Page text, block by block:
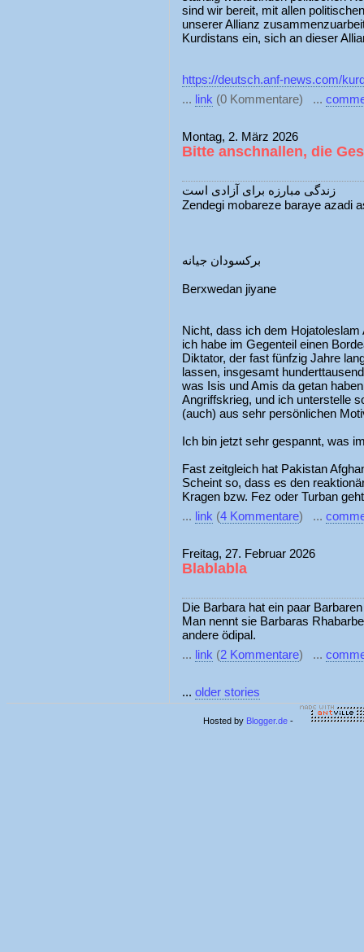
sind wir bereit, mit allen
unserer Allianz
Kurdistans ein, sich an dieser
https://deutsch.anf-news.com/
... link (0 Kommentare) ...
Montag, 2. März 2026
Bitte anschnallen, die
زندگی مبارزه برای آزادی است
Zendegi mobareze baraye azadi
برکسودان جیانه
Berxwedan jiyane
Nicht, dass ich dem
ich habe im Gegenteil einen
Diktator, der fast fünfzig Jahre
lassen, insgesamt
was Isis und Amis da getan
Angriffskrieg, und ich unterstelle
(auch) aus sehr persönlichen
Ich bin jetzt sehr gespannt, was
Fast zeitgleich hat Pakistan
Scheint so, dass es den
Kragen bzw. Fez oder Turban
... link (4 Kommentare) ...
Freitag, 27. Februar 2026
Blablabla
Die Barbara hat ein paar
Man nennt sie Barbaras
andere ödipal.
... link (2 Kommentare) ...
... older stories
Hosted by Blogger.de -